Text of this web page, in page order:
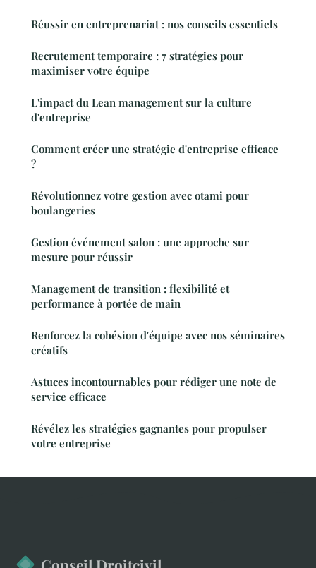
Réussir en entreprenariat : nos conseils essentiels
Recrutement temporaire : 7 stratégies pour
maximiser votre équipe
L'impact du Lean management sur la culture
d'entreprise
Comment créer une stratégie d'entreprise efficace
?
Révolutionnez votre gestion avec otami pour
boulangeries
Gestion événement salon : une approche sur
mesure pour réussir
Management de transition : flexibilité et
performance à portée de main
Renforcez la cohésion d'équipe avec nos séminaires
créatifs
Astuces incontournables pour rédiger une note de
service efficace
Révélez les stratégies gagnantes pour propulser
votre entreprise